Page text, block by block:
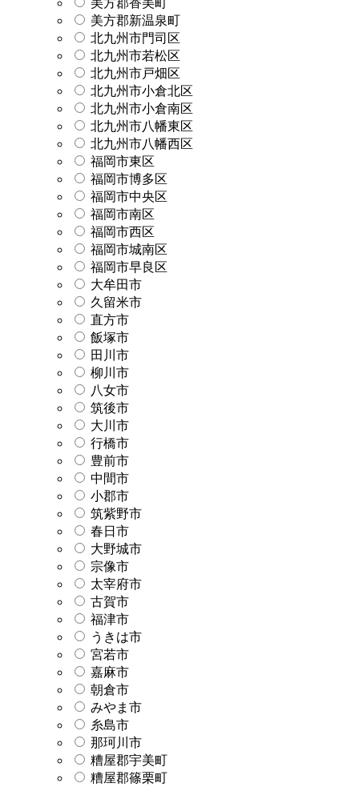
美方郡新温泉町
北九州市門司区
北九州市若松区
北九州市戸畑区
北九州市小倉北区
北九州市小倉南区
北九州市八幡東区
北九州市八幡西区
福岡市東区
福岡市博多区
福岡市中央区
福岡市南区
福岡市西区
福岡市城南区
福岡市早良区
大牟田市
久留米市
直方市
飯塚市
田川市
柳川市
八女市
筑後市
大川市
行橋市
豊前市
中間市
小郡市
筑紫野市
春日市
大野城市
宗像市
太宰府市
古賀市
福津市
うきは市
宮若市
嘉麻市
朝倉市
みやま市
糸島市
那珂川市
糟屋郡宇美町
糟屋郡篠栗町